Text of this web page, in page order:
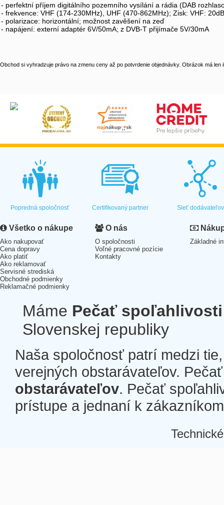
- perfektní příjem digitálního pozemního vysílání a rádia (DAB
- frekvence: VHF (174-230MHz), UHF (470-862MHz); Zisk: VHF:
- polarizace: horizontální; možnost zavěšení na zeď
- napájení: externí adaptér 6V/50mA; z DVB-T přijímače 5V/30mA
Obchod si vyhradzuje právo na zmenu ceny až po potvrdenie objednávky. Obrázok má len
Popredná spoločnosť Certifikovaný partner Sieť dodávateľov
Všetko o nákupe
Ako nakupovať
Cena dopravy
Ako platiť
Ako reklamovať
Servisné strediská
Obchodné podmienky
Reklamačné podmienky
O nás
O spoločnosti
Voľné pracovné pozície
Kontakty
Základné
Máme Pečať spoľahlivosti
Slovenskej republiky
Naša spoločnosť patrí medzi
verejných obstarávateľov.
obstarávateľov. Pečať
prístupe a jednaní k